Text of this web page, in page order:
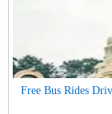
Free Bus Rides